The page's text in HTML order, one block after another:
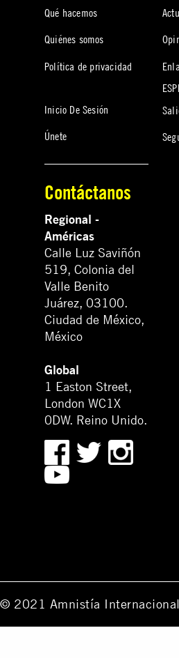
Qué hacemos
Quiénes somos
Política de privacidad
Inicio De Sesión
Únete
Contáctanos
Regional -
Américas
Calle Luz Saviñón
519, Colonia del
Valle Benito
Juárez, 03100.
Ciudad de México,
México
Global
1 Easton Street,
London WC1X
0DW. Reino Unido.
© 2021 Amnistía Internacional